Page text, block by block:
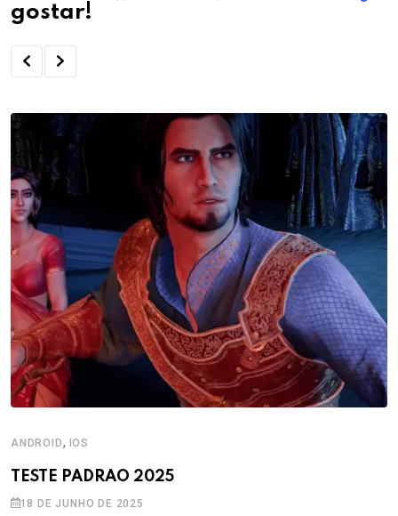
gostar!
ANDROID, IOS
TESTE PADRAO 2025
18 DE JUNHO DE 2025